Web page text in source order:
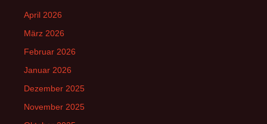
April 2026
März 2026
Februar 2026
Januar 2026
Dezember 2025
November 2025